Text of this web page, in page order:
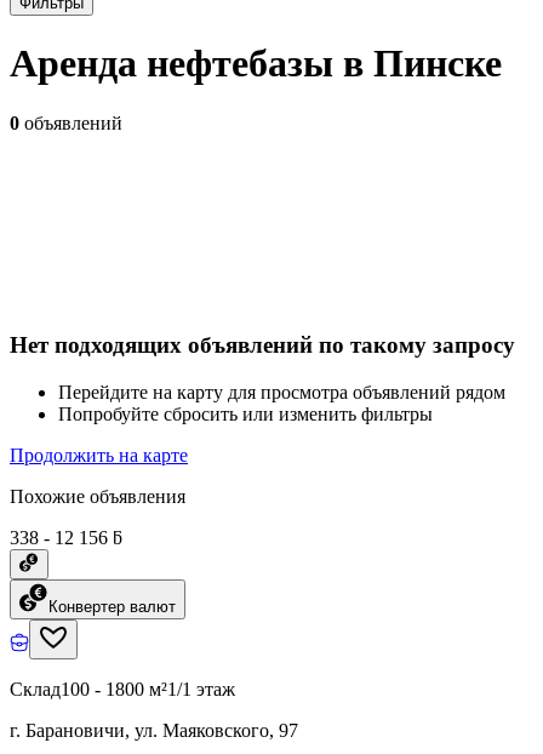
Аренда нефтебазы в Пинске
0 объявлений
Нет подходящих объявлений по такому запросу
Перейдите на карту для просмотра объявлений рядом
Попробуйте сбросить или изменить фильтры
Продолжить на карте
Похожие объявления
338 - 12 156 ƃ
Конвертер валют
Склад100 - 1800 м²1/1 этаж
г. Барановичи, ул. Маяковского, 97